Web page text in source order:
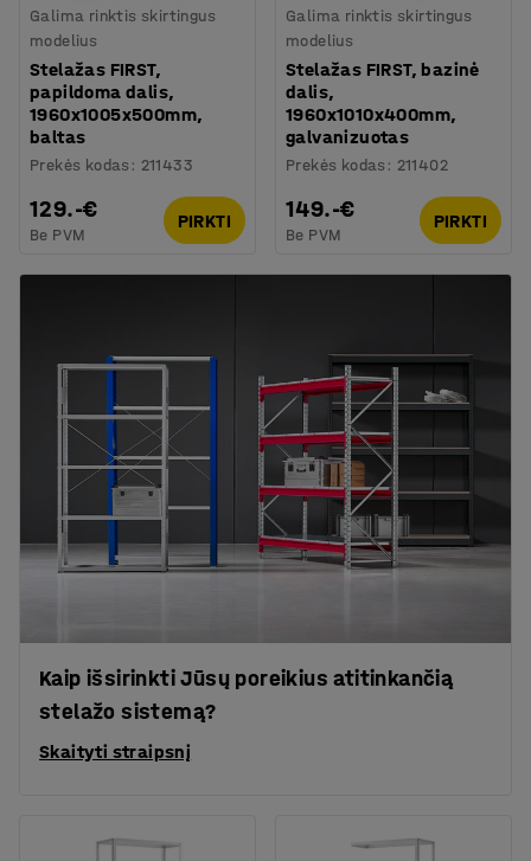
Galima rinktis skirtingus
modelius
Stelažas FIRST,
papildoma dalis,
1960x1005x500mm,
baltas
Prekės kodas : 211433
129.-€
Be PVM
PIRKTI
Galima rinktis skirtingus
modelius
Stelažas FIRST, bazinė
dalis,
1960x1010x400mm,
galvanizuotas
Prekės kodas : 211402
149.-€
Be PVM
PIRKTI
Kaip išsirinkti Jūsų poreikius atitinkančią
stelažo sistemą?
Skaityti straipsnį